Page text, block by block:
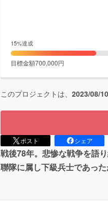
15%達成
目標金額700,000円
このプロジェクトは、 2023/08/10
ポスト シェア
戦後78年。悲惨な戦争を語
聯隊に属し下級兵士であっ